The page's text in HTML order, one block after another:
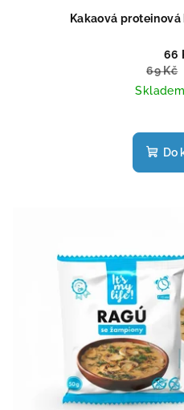
Kakaová proteinová
66
69 Kč
Skladem
Do